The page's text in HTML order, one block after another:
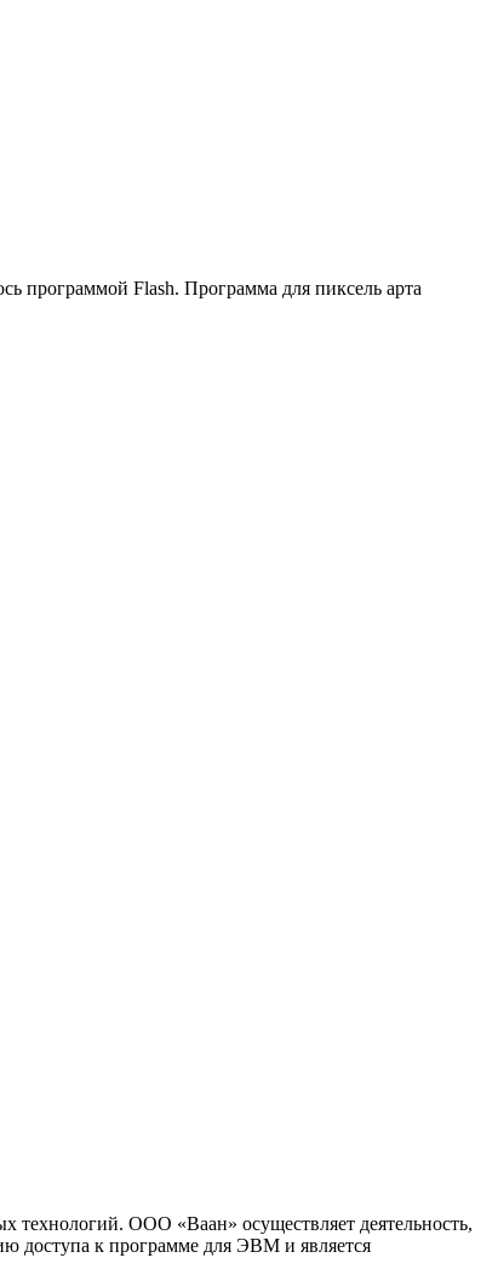
программой Flash. Программа для пиксель арта
технологий. ООО «Ваан» осуществляет деятельность,
доступа к программе для ЭВМ и является